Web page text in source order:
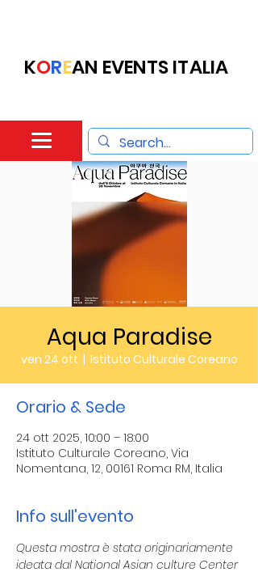
KOREAN EVENTS ITALIA
Aqua Paradise
ven 24 ott
  |
Istituto Culturale Coreano
Orario & Sede
24 ott 2025, 10:00 – 18:00
Istituto Culturale Coreano, Via
Nomentana, 12, 00161 Roma RM, Italia
Info sull'evento
Questa mostra è stata originariamente
ideata dal National Asian culture Center